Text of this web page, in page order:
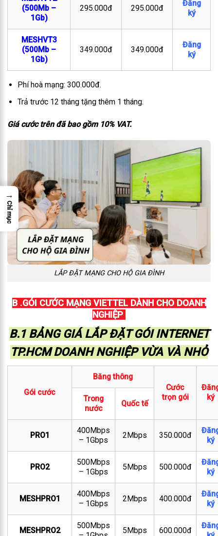
(500Mb –
1Gb)
295.000đ 295.000đ
Đăng
ký
MESHVT3
(500Mb –
1Gb)
349.000đ 349.000đ
Đăng
ký
Phí hoà mạng: 300.000đ.
Trả trước 12 tháng tặng thêm 1 tháng.
Giá cước trên đã bao gồm 10% VAT.
LẮP ĐẶT MẠNG CHO HỘ GIA ĐÌNH
B .GÓI CƯỚC MẠNG VIETTEL DÀNH CHO DOANH
NGHIỆP
B.1 BẢNG GIÁ LẮP ĐẶT GÓI INTERNET
TP.HCM DOANH NGHIỆP VỪA VÀ NHỎ
Gói cước
Băng thông
Cước
trọn gói
ký
Trong
nước
Quốc tế
PRO1
400Mbps
– 1Gbps
2Mbps 350.000đ
ký
PRO2
500Mbps
– 1Gbps
5Mbps 500.000đ
ký
MESHPRO1
400Mbps
– 1Gbps
2Mbps 400.000đ
ký
MESHPRO2
500Mbps
5Mbps 600.000đ
→
Chỉ mục